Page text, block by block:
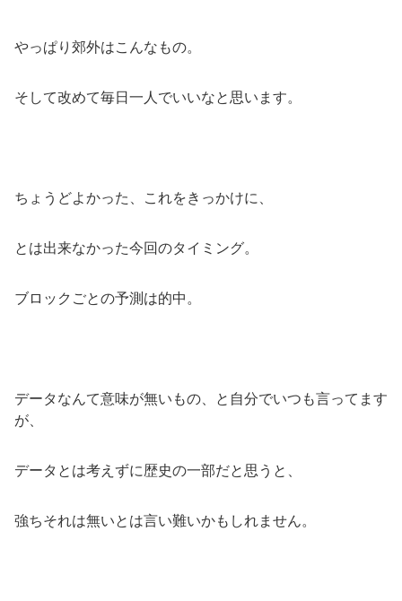
やっぱり郊外はこんなもの。
そして改めて毎日一人でいいなと思います。
ちょうどよかった、これをきっかけに、
とは出来なかった今回のタイミング。
ブロックごとの予測は的中。
データなんて意味が無いもの、と自分でいつも言ってます
が、
データとは考えずに歴史の一部だと思うと、
強ちそれは無いとは言い難いかもしれません。